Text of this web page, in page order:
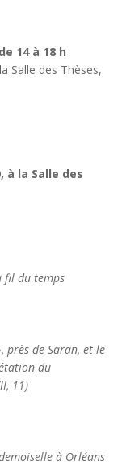
14 à 18 h
Salle des Thèses,
à la Salle des
fil du temps
près de Saran, et le
du
11)
à Orléans